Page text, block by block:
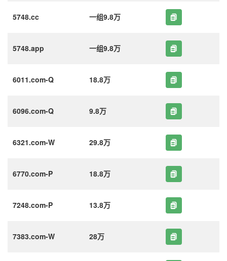
5748.cc 一组9.8万
5748.app 一组9.8万
6011.com-Q 18.8万
6096.com-Q 9.8万
6321.com-W 29.8万
6770.com-P 18.8万
7248.com-P 13.8万
7383.com-W 28万